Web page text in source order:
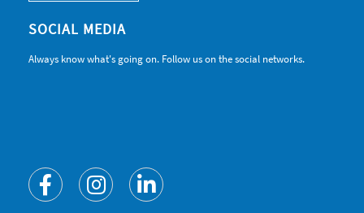
SOCIAL MEDIA
Always know what's going on. Follow us on the social networks.